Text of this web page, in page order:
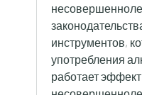
инструментов,
употребления
работает